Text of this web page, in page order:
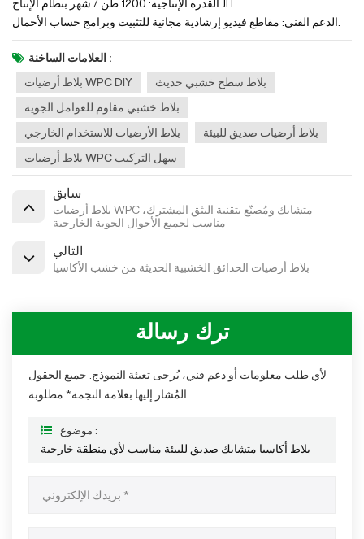
القدرة الإنتاجية: 1200 طن / شهر بنظام الإنتاج JIT.
الدعم الفني: مقاطع فيديو إرشادية مجانية للتثبيت وبرامج حساب الأحمال.
العلامات الساخنة :
بلاط أرضيات WPC DIY
بلاط سطح خشبي حديث
بلاط خشبي مقاوم للعوامل الجوية
بلاط الأرضيات للاستخدام الخارجي
بلاط أرضيات صديق للبيئة
بلاط أرضيات WPC سهل التركيب
سابق
بلاط أرضيات WPC متشابك ومُصنّع بتقنية البثق المشترك،
مناسب لجميع الأحوال الجوية الخارجية
التالي
بلاط أرضيات الحدائق الخشبية الحديثة من خشب الأكاسيا
ترك رسالة
لأي طلب معلومات أو دعم فني، يُرجى تعبئة النموذج. جميع الحقول
المُشار إليها بعلامة النجمة* مطلوبة.
موضوع :
بلاط أكاسيا متشابك صديق للبيئة مناسب لأي منطقة خارجية